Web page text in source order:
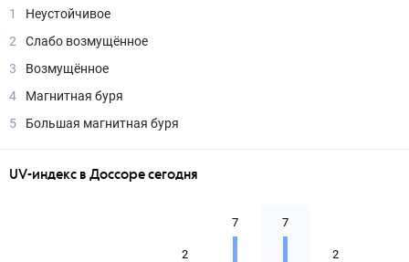
1
Неустойчивое
2
Слабо возмущённое
3
Возмущённое
4
Магнитная буря
5
Большая магнитная буря
UV-индекс в Доссоре сегодня
2
7 7
2